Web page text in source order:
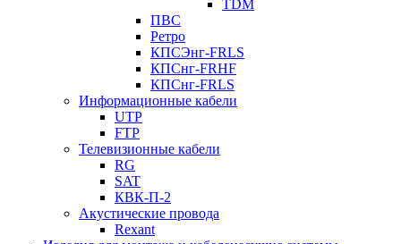
TDM
ПВС
Ретро
КПСЭнг-FRLS
КПСнг-FRHF
КПСнг-FRLS
Информационные кабели
UTP
FTP
Телевизионные кабели
RG
SAT
КВК-П-2
Акустические провода
Rexant